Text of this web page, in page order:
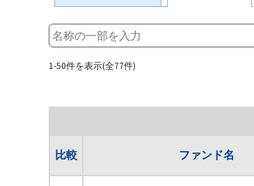
1-50件を表示(全77件)
比較 ファンド名